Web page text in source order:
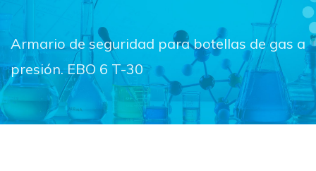
Armario de seguridad para botellas de gas a
presión. EBO 6 T-30